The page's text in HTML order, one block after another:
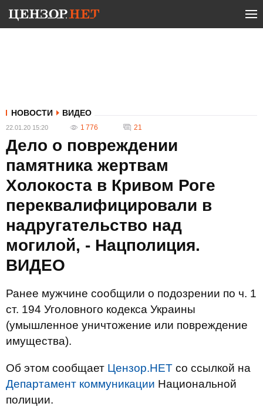
НОВОСТИ ВИДЕО
22.01.20 15:20 1 776 21
Дело о повреждении
памятника жертвам
Холокоста в Кривом Роге
переквалифицировали в
надругательство над
могилой, - Нацполиция.
ВИДЕО
Ранее мужчине сообщили о подозрении по ч. 1
ст. 194 Уголовного кодекса Украины
(умышленное уничтожение или повреждение
имущества).
Об этом сообщает Цензор.НЕТ со ссылкой на
Департамент коммуникации Национальной
полиции.